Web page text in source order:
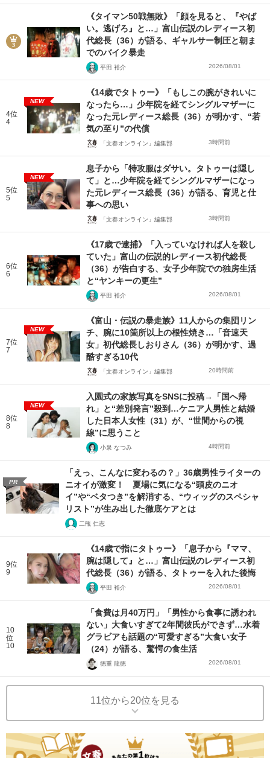
《タイマン50戦無敗》「顔を見ると、『やば
い。逃げろ』と…」富山伝説のレディース初
代総長（36）が語る、ギャルサー制圧と朝ま
でのバイク暴走
平田 裕介 2026/08/01
4位
4
NEW
《14歳でタトゥー》「もしこの腕がきれいに
なったら…」少年院を経てシングルマザーに
なった元レディース総長（36）が明かす、“若
気の至り”の代償
「文春オンライン」編集部 3時間前
5位
5
NEW
息子から「特攻服はダサい。タトゥーは隠し
て」と…少年院を経てシングルマザーになっ
た元レディース総長（36）が語る、育児と仕
事への思い
「文春オンライン」編集部 3時間前
6位
6
《17歳で逮捕》「入っていなければ人を殺し
ていた」富山の伝説的レディース初代総長
（36）が告白する、女子少年院での独房生活
と“ヤンキーの更生”
平田 裕介 2026/08/01
7位
7
NEW
《富山・伝説の暴走族》11人からの集団リン
チ、腕に10箇所以上の根性焼き…「音速天
女」初代総長しおりさん（36）が明かす、過
酷すぎる10代
「文春オンライン」編集部 20時間前
8位
8
NEW
入園式の家族写真をSNSに投稿→「国へ帰
れ」と“差別発言”殺到…ケニア人男性と結婚
した日本人女性（31）が、“世間からの視
線”に思うこと
小泉 なつみ 4時間前
PR
「えっ、こんなに変わるの？」36歳男性ライターの
ニオイが激変！ 夏場に気になる“頭皮のニオ
イ”や“ベタつき”を解消する、“ウィッグのスペシャ
リスト”が生み出した徹底ケアとは
二瓶 仁志
9位
9
《14歳で指にタトゥー》「息子から『ママ、
腕は隠して』と…」富山伝説のレディース初
代総長（36）が語る、タトゥーを入れた後悔
平田 裕介 2026/08/01
10
位
10
「食費は月40万円」「男性から食事に誘われ
ない」大食いすぎて2年間彼氏ができず…水着
グラビアも話題の“可愛すぎる”大食い女子
（24）が語る、驚愕の食生活
徳重 龍徳 2026/08/01
11位から20位を見る